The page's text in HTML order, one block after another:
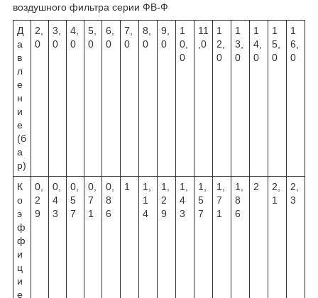
воздушного фильтра серии ФВ-Ф
Д
а
в
л
е
н
и
е
(б
а
р)
2,
0
3,
0
4,
0
5,
0
6,
0
7,
0
8,
0
9,
0
1
0,
0
11
,0
1
2,
0
1
3,
0
1
4,
0
1
5,
0
1
6,
0
К
о
э
ф
ф
и
ц
и
е
0,
2
9
0,
4
3
0,
5
7
0,
7
1
0,
8
6
1
1,
1
4
1,
2
9
1,
4
3
1,
5
7
1,
7
1
1,
8
6
2
2,
1
2,
3